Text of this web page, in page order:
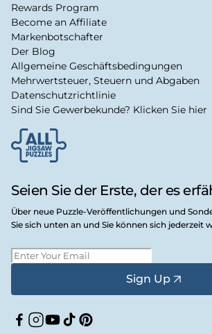
Seien Sie der Erste, der es
Über neue Puzzle-Veröffentlichungen und
Sie sich unten an und Sie können sich jederzeit
Sign Up
Facebook
Instagram
YouTube
TikTokPinterest
Rewards Program
Become an Affiliate
Markenbotschafter
Der Blog
Allgemeine Geschäftsbedingungen
Mehrwertsteuer, Steuern und Abgaben
Datenschutzrichtlinie
Sind Sie Gewerbekunde? Klicken Sie hier